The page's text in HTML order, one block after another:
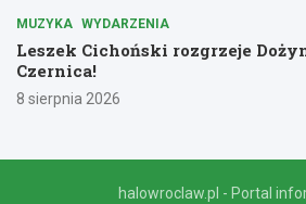
MUZYKA WYDARZENIA
Leszek Cichoński rozgrzeje
Czernica!
8 sierpnia 2026
halowroclaw.pl - Portal